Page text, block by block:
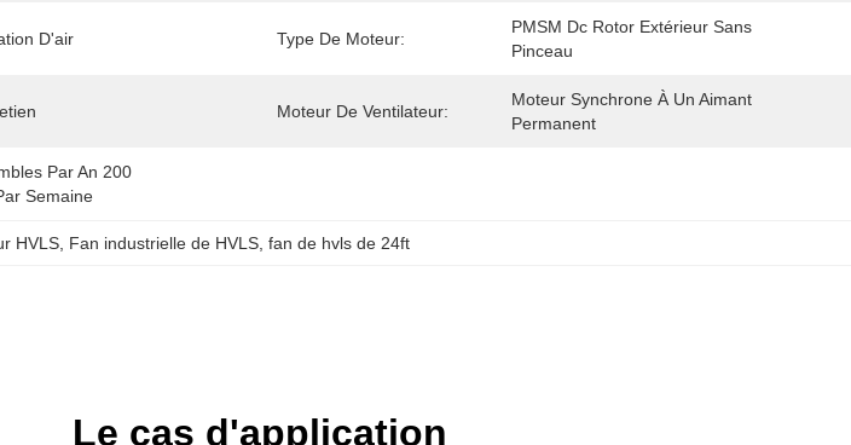
D'air Type De Moteur:
PMSM Dc Rotor Extérieur Sans
Pinceau
Moteur De Ventilateur:
Moteur Synchrone À Un Aimant
Permanent
Par An 200
Semaine
HVLS Fan industrielle de HVLS , fan de hvls de 24ft
Le cas d'application